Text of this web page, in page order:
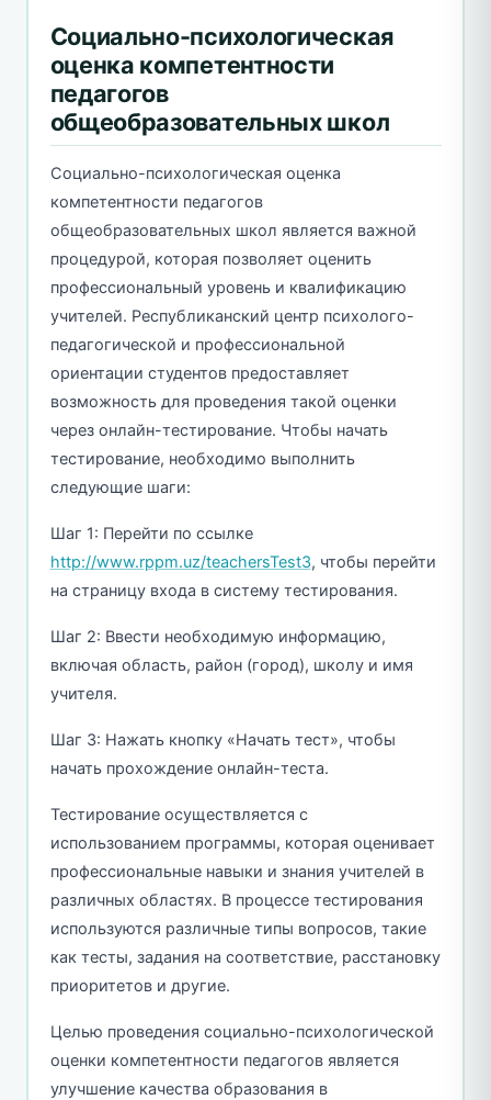
Социально-психологическая
оценка компетентности
педагогов
общеобразовательных школ
Социально-психологическая оценка
компетентности педагогов
общеобразовательных школ является важной
процедурой, которая позволяет оценить
профессиональный уровень и квалификацию
учителей. Республиканский центр психолого-
педагогической и профессиональной
ориентации студентов предоставляет
возможность для проведения такой оценки
через онлайн-тестирование. Чтобы начать
тестирование, необходимо выполнить
следующие шаги:
Шаг 1: Перейти по ссылке
http://www.rppm.uz/teachersTest3, чтобы перейти
на страницу входа в систему тестирования.
Шаг 2: Ввести необходимую информацию,
включая область, район (город), школу и имя
учителя.
Шаг 3: Нажать кнопку «Начать тест», чтобы
начать прохождение онлайн-теста.
Тестирование осуществляется с
использованием программы, которая оценивает
профессиональные навыки и знания учителей в
различных областях. В процессе тестирования
используются различные типы вопросов, такие
как тесты, задания на соответствие, расстановку
приоритетов и другие.
Целью проведения социально-психологической
оценки компетентности педагогов является
улучшение качества образования в